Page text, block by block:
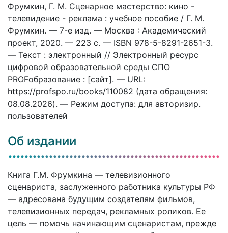
Фрумкин, Г. М. Сценарное мастерство: кино -
телевидение - реклама : учебное пособие / Г. М.
Фрумкин. — 7-е изд. — Москва : Академический
проект, 2020. — 223 c. — ISBN 978-5-8291-2651-3.
— Текст : электронный // Электронный ресурс
цифровой образовательной среды СПО
PROFобразование : [сайт]. — URL:
https://profspo.ru/books/110082 (дата обращения:
08.08.2026). — Режим доступа: для авторизир.
пользователей
Об издании
Книга Г.М. Фрумкина — телевизионного
сценариста, заслуженного работника культуры РФ
— адресована будущим создателям фильмов,
телевизионных передач, рекламных роликов. Ее
цель — помочь начинающим сценаристам, прежде